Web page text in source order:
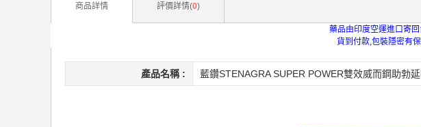
商品詳情 評價詳情(0)
藥品由印度空運進口寄
貨到付款,包裝隱密有
產品名稱 : 藍鑽STENAGRA SUPER POWER雙效威而鋼助勃